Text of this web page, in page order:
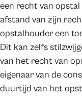
een recht van
afstand van zijn
opstalhouder een
Dit kan zelfs
van het recht van
eigenaar van de
duurtijd van het